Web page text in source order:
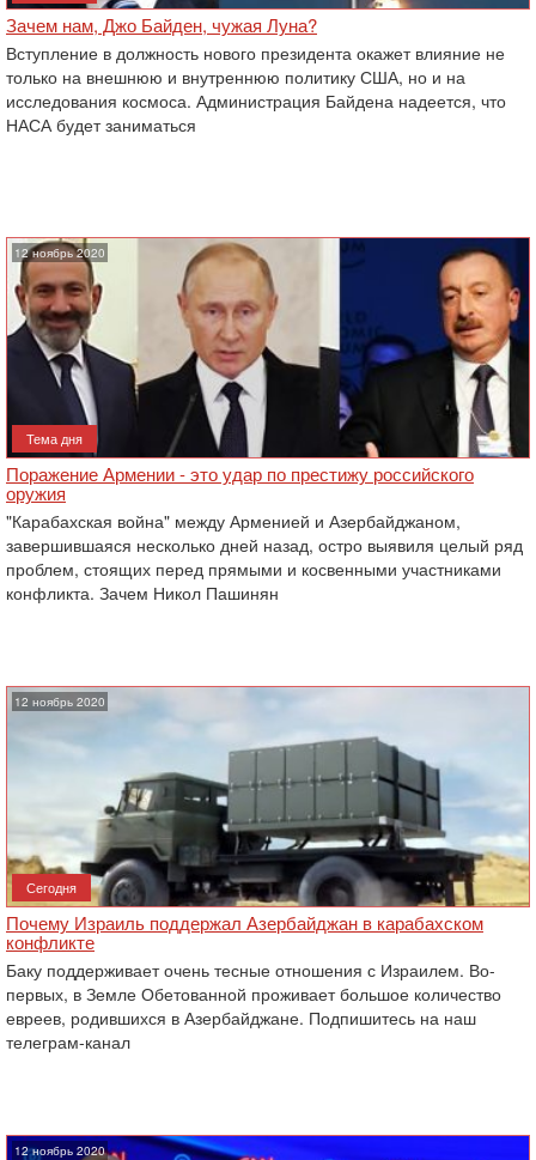
Зачем нам, Джо Байден, чужая Луна?
Вступление в должность нового президента окажет влияние не
только на внешнюю и внутреннюю политику США, но и на
исследования космоса. Администрация Байдена надеется, что
НАСА будет заниматься
12 ноябрь 2020
Тема дня
Поражение Армении - это удар по престижу российского
оружия
"Карабахская война" между Арменией и Азербайджаном,
завершившаяся несколько дней назад, остро выявиля целый ряд
проблем, стоящих перед прямыми и косвенными участниками
конфликта. Зачем Никол Пашинян
12 ноябрь 2020
Сегодня
Почему Израиль поддержал Азербайджан в карабахском
конфликте
Баку поддерживает очень тесные отношения с Израилем. Во-
первых, в Земле Обетованной проживает большое количество
евреев, родившихся в Азербайджане. Подпишитесь на наш
телеграм-канал
12 ноябрь 2020